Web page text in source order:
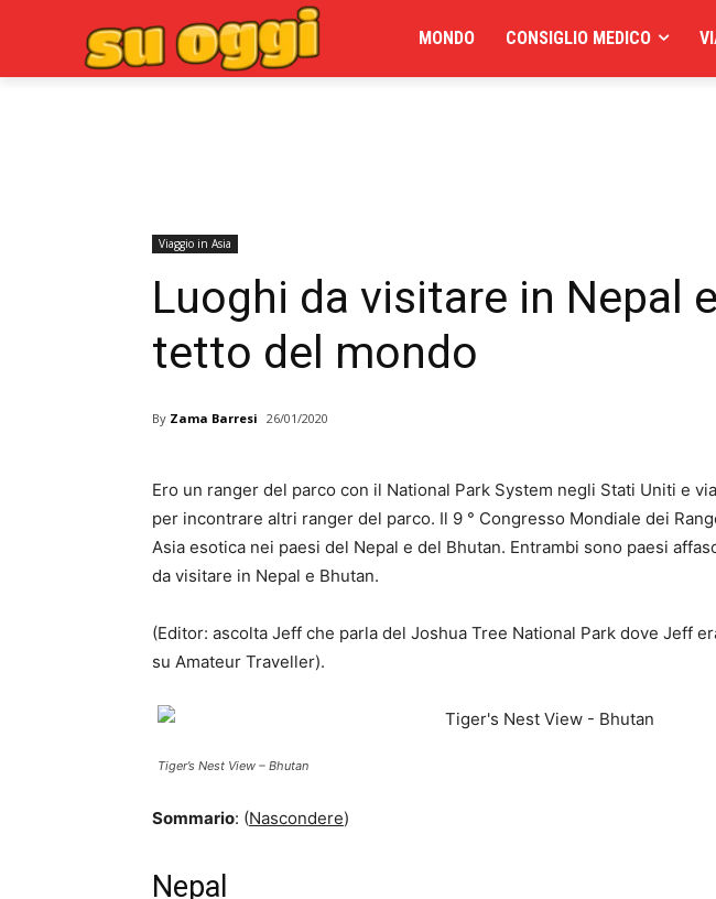
MONDO CONSIGLIO MEDICO
Viaggio in Asia
Luoghi da visitare in Nepal
tetto del mondo
By Zama Barresi 26/01/2020
Ero un ranger del parco con il National Park System negli Stati Uniti e
per incontrare altri ranger del parco. Il 9 ° Congresso Mondiale dei
Asia esotica nei paesi del Nepal e del Bhutan. Entrambi sono paesi
da visitare in Nepal e Bhutan.
(Editor: ascolta Jeff che parla del Joshua Tree National Park dove Jeff
su Amateur Traveller).
Tiger’s Nest View – Bhutan
Sommario: (Nascondere)
Nepal